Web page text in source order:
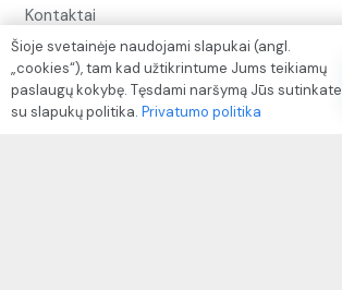
Kontaktai
Privatumo politika
Pinigų ir prekių grąžinimo politika
Paslaugų naudojimo sąlygos ir taisyklės
Šioje svetainėje naudojami slapukai (angl.
„cookies“), tam kad užtikrintume Jums teikiamų
paslaugų kokybę. Tęsdami naršymą Jūs sutinkate
su slapukų politika. Privatumo politika